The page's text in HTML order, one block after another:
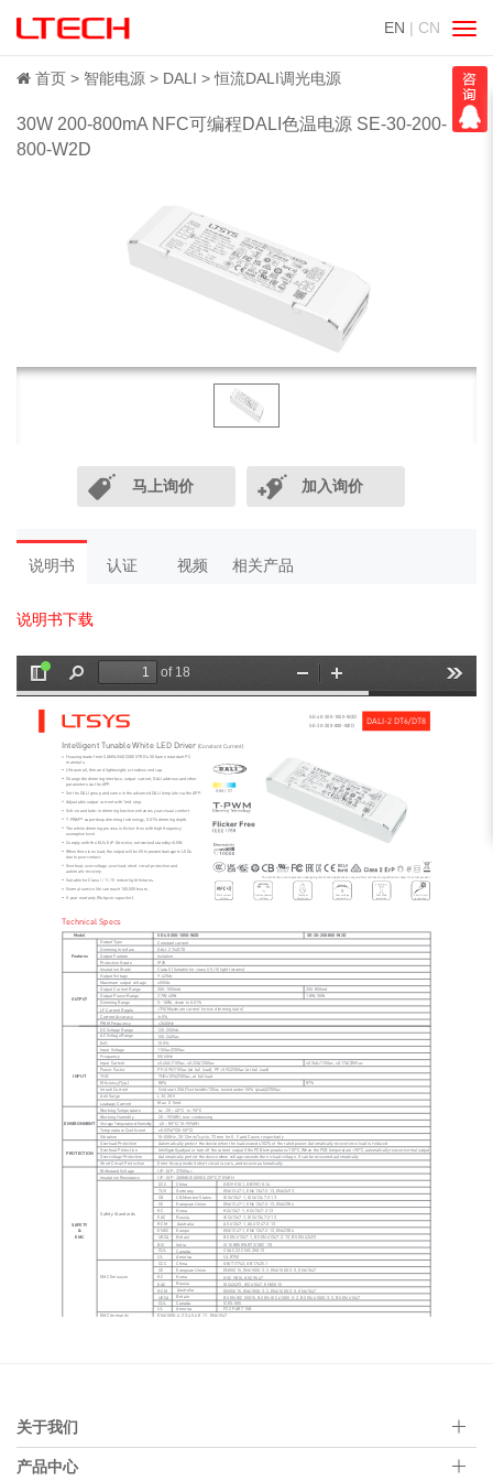
EN | CN
切
换
导
航
首页 智能电源 DALI 恒流DALI调光电源
30W 200-800mA NFC可编程DALI色温电源 SE-30-200-
800-W2D
马上询价 加入询价
说明书 认证 视频 相关产品
说明书下载
关于我们
产品中心